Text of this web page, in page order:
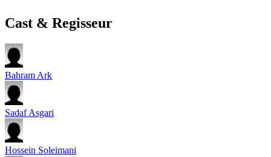
Cast & Regisseur
Bahram Ark
Sadaf Asgari
Hossein Soleimani